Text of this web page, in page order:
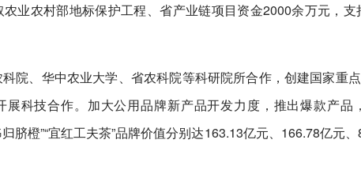
业农村部地标保护工程、省产业链项目资金2000余万元，支
院、华中农业大学、省农科院等科研院所合作，创建国家重
展科技合作。加大公用品牌新产品开发力度，推出爆款产品
归脐橙”“宜红工夫茶”品牌价值分别达163.13亿元、166.78亿元